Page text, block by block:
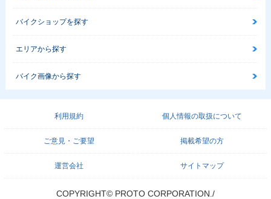
バイクショップを探す
エリアから探す
バイク画像から探す
利用規約 個人情報の取扱について
ご意見・ご要望 掲載希望の方
運営会社 サイトマップ
COPYRIGHT© PROTO CORPORATION./